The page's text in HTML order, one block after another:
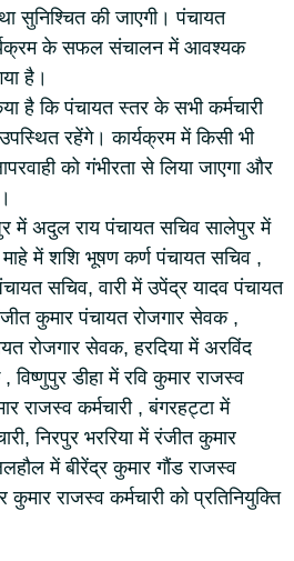
सुनिश्चित की जाएगी। पंचायत
के सफल संचालन में आवश्यक
है।
है कि पंचायत स्तर के सभी कर्मचारी
रहेंगे। कार्यक्रम में किसी भी
को गंभीरता से लिया जाएगा और
में अदुल राय पंचायत सचिव सालेपुर में
में शशि भूषण कर्ण पंचायत सचिव ,
सचिव, वारी में उपेंद्र यादव पंचायत
कुमार पंचायत रोजगार सेवक ,
रोजगार सेवक, हरदिया में अरविंद
डीहा में रवि कुमार राजस्व
राजस्व कर्मचारी , बंगरहट्टा में
निरपुर भररिया में रंजीत कुमार
में बीरेंद्र कुमार गौंड राजस्व
कुमार राजस्व कर्मचारी को प्रतिनियुक्ति